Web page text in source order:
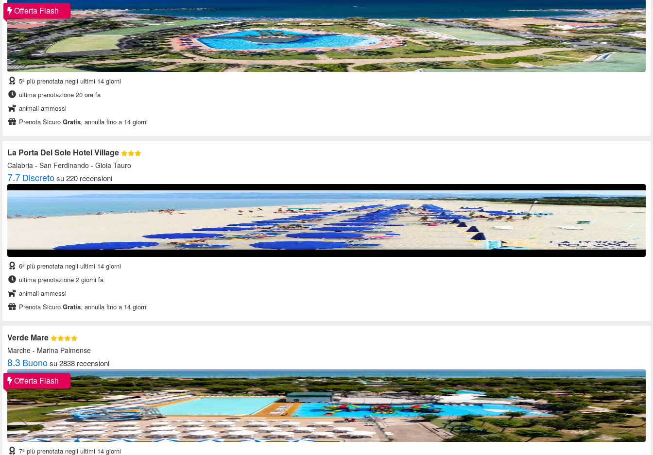
Offerta Flash
5ª più prenotata negli ultimi 14 giorni
ultima prenotazione 20 ore fa
animali ammessi
Prenota Sicuro Gratis, annulla fino a 14 giorni
La Porta Del Sole Hotel Village
Calabria - San Ferdinando - Gioia Tauro
7.7Discretosu 220 recensioni
6ª più prenotata negli ultimi 14 giorni
ultima prenotazione 2 giorni fa
animali ammessi
Prenota Sicuro Gratis, annulla fino a 14 giorni
Verde Mare
Marche - Marina Palmense
8.3 Buonosu 2838 recensioni
Offerta Flash
7ª più prenotata negli ultimi 14 giorni